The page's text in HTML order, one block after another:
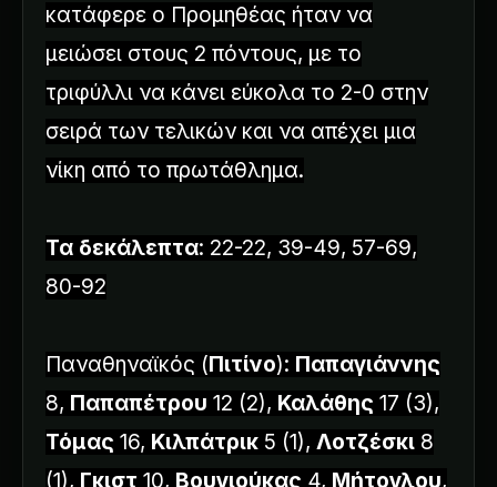
κατάφερε ο Προμηθέας ήταν να
μειώσει στους 2 πόντους, με το
τριφύλλι να κάνει εύκολα το 2-0 στην
σειρά των τελικών και να απέχει μια
νίκη από το πρωτάθλημα.
Τα δεκάλεπτα: 22-22, 39-49, 57-69,
80-92
Παναθηναϊκός (Πιτίνο): Παπαγιάννης
8, Παπαπέτρου 12 (2), Καλάθης 17 (3),
Τόμας 16, Κιλπάτρικ 5 (1), Λοτζέσκι 8
(1), Γκιστ 10, Βουγιούκας 4, Μήτογλου,